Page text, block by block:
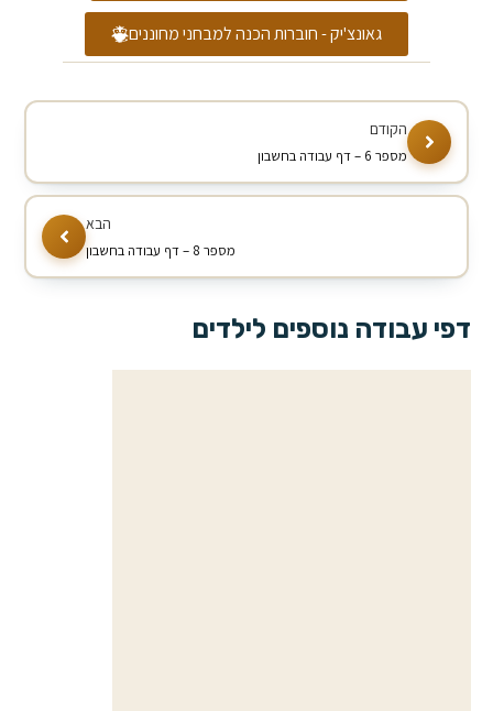
גאונצ'יק - חוברות הכנה למבחני מחוננים
מספר 6 – דף עבודה בחשבון
מספר 8 – דף עבודה בחשבון
דפי עבודה נוספים לילדים